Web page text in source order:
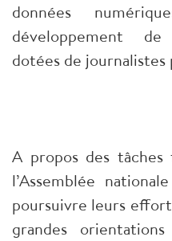
données
développement
dotées de journalistes
A propos des
l’Assemblée
poursuivre leurs
grandes